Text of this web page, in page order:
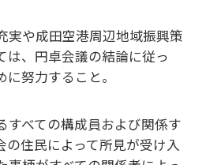
実や成田空港周辺地域振興策
は、円卓会議の結論に従っ
努力すること。
すべての構成員および関係す
の住民によって所見が受け入